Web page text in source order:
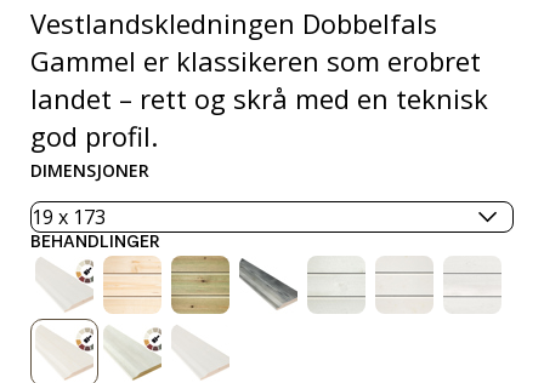
Vestlandskledningen Dobbelfals
Gammel er klassikeren som erobret
landet – rett og skrå med en teknisk
god profil.
DIMENSJONER
BEHANDLINGER